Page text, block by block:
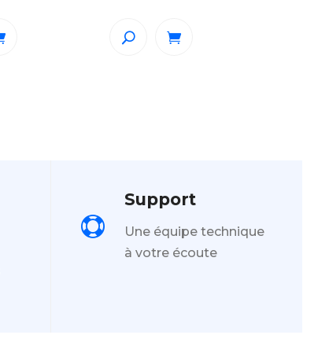

Support
Une équipe technique
à votre écoute